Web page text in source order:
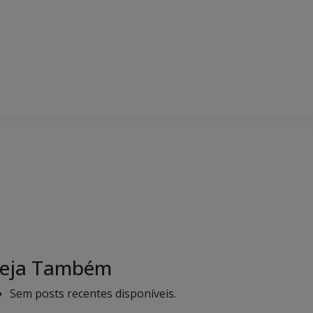
Também
Sem posts recentes disponíveis.